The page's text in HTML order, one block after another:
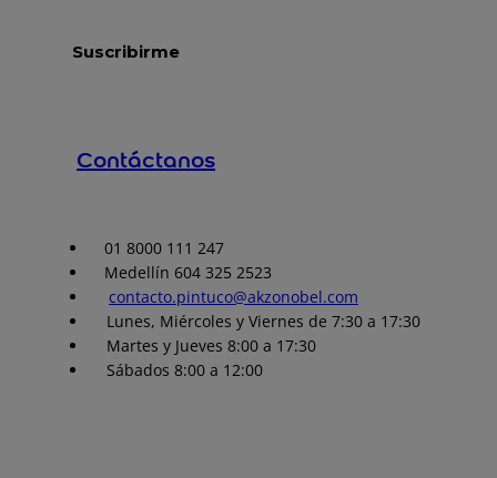
Contáctanos
01 8000 111 247
Medellín 604 325 2523
contacto.pintuco@akzonobel.com
Lunes, Miércoles y Viernes de 7:30 a 17:30
Martes y Jueves 8:00 a 17:30
Sábados 8:00 a 12:00